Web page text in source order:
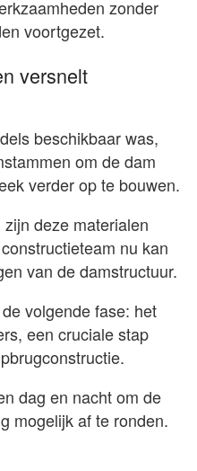
zonder
voortgezet.
versnelt
beschikbaar was,
om de dam
verder op te bouwen.
deze materialen
nu kan
van de damstructuur.
volgende fase: het
een cruciale stap
dag en nacht om de
mogelijk af te ronden.